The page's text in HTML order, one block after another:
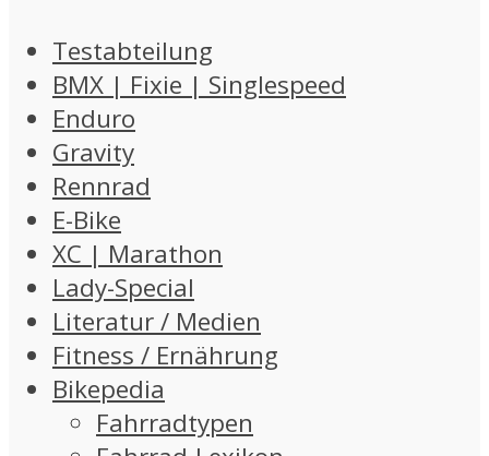
Testabteilung
BMX | Fixie | Singlespeed
Enduro
Gravity
Rennrad
E-Bike
XC | Marathon
Lady-Special
Literatur / Medien
Fitness / Ernährung
Bikepedia
Fahrradtypen